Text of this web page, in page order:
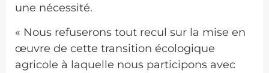
une nécessité.
« Nous refuserons tout recul sur la mise en
œuvre de cette transition écologique
agricole à laquelle nous participons avec